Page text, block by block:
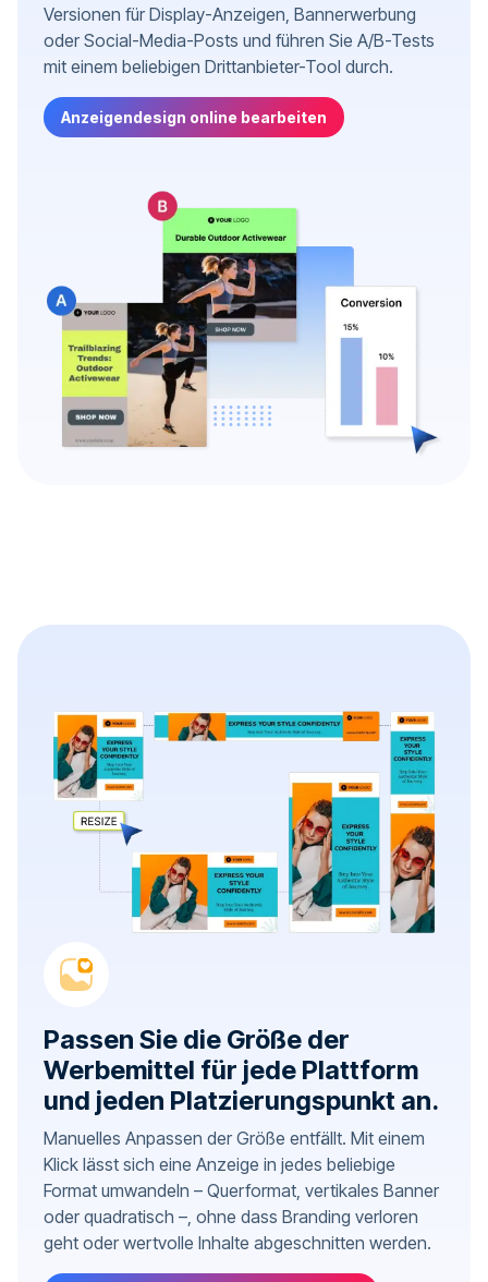
Versionen für Display-Anzeigen, Bannerwerbung
oder Social-Media-Posts und führen Sie A/B-Tests
mit einem beliebigen Drittanbieter-Tool durch.
Anzeigendesign online bearbeiten
Passen Sie die Größe der
Werbemittel für jede Plattform
und jeden Platzierungspunkt an.
Manuelles Anpassen der Größe entfällt. Mit einem
Klick lässt sich eine Anzeige in jedes beliebige
Format umwandeln – Querformat, vertikales Banner
oder quadratisch –, ohne dass Branding verloren
geht oder wertvolle Inhalte abgeschnitten werden.